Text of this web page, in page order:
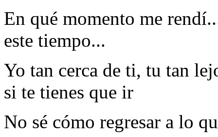
En qué momento me
este tiempo...
Yo tan cerca de ti, tu tan
si te tienes que ir
No sé cómo regresar a lo